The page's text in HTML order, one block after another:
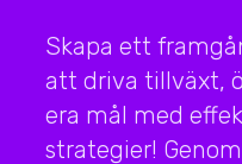
Skapa ett
att driva tillväxt,
era mål med
strategier!